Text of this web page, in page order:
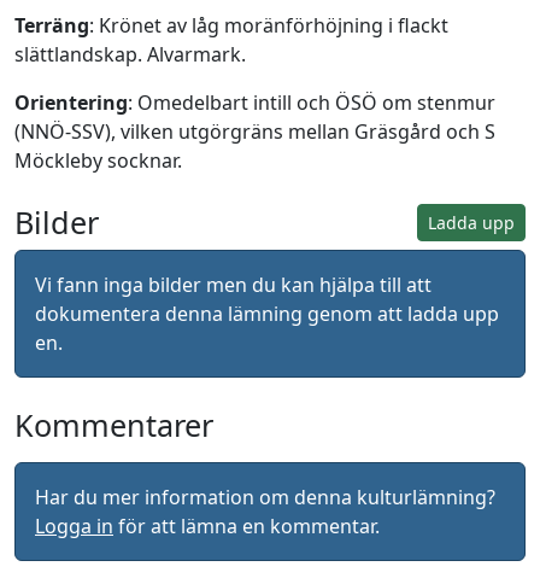
Terräng: Krönet av låg moränförhöjning i flackt
slättlandskap. Alvarmark.
Orientering: Omedelbart intill och ÖSÖ om stenmur
(NNÖ-SSV), vilken utgörgräns mellan Gräsgård och S
Möckleby socknar.
Ladda upp
Bilder
Vi fann inga bilder men du kan hjälpa till att
dokumentera denna lämning genom att ladda upp
en.
Kommentarer
Har du mer information om denna kulturlämning?
Logga in för att lämna en kommentar.